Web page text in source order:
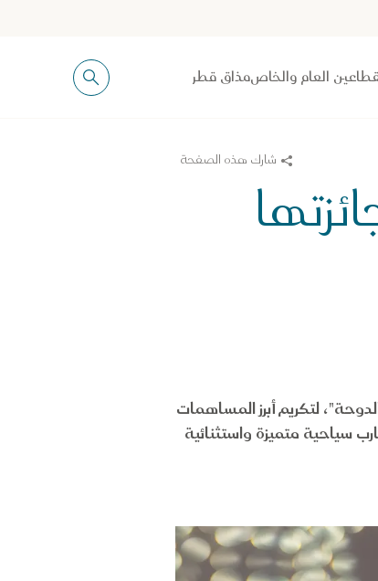
العام والخاصمذاق قطر
شارك هذه الصفحة
في فندق "رافلز الدوحة"، لتكريم أبرز المساهمات
سياحية متميزة واستثنائية